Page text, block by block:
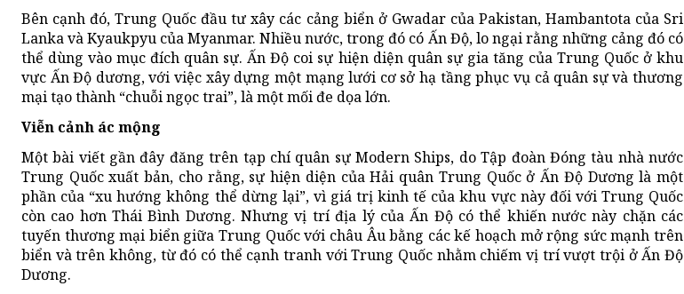
Bên cạnh đó, Trung Quốc đầu tư xây các cảng biển ở Gwadar của Pakistan, Hambantota của Sri
Lanka và Kyaukpyu của Myanmar. Nhiều nước, trong đó có Ấn Độ, lo ngại rằng những cảng đó có
thể dùng vào mục đích quân sự. Ấn Độ coi sự hiện diện quân sự gia tăng của Trung Quốc ở khu
vực Ấn Độ dương, với việc xây dựng một mạng lưới cơ sở hạ tầng phục vụ cả quân sự và thương
mại tạo thành “chuỗi ngọc trai”, là một mối đe dọa lớn.
Viễn cảnh ác mộng
Một bài viết gần đây đăng trên tạp chí quân sự Modern Ships, do Tập đoàn Đóng tàu nhà nước
Trung Quốc xuất bản, cho rằng, sự hiện diện của Hải quân Trung Quốc ở Ấn Độ Dương là một
phần của “xu hướng không thể dừng lại”, vì giá trị kinh tế của khu vực này đối với Trung Quốc
còn cao hơn Thái Bình Dương. Nhưng vị trí địa lý của Ấn Độ có thể khiến nước này chặn các
tuyến thương mại biển giữa Trung Quốc với châu Âu bằng các kế hoạch mở rộng sức mạnh trên
biển và trên không, từ đó có thể cạnh tranh với Trung Quốc nhằm chiếm vị trí vượt trội ở Ấn Độ
Dương.